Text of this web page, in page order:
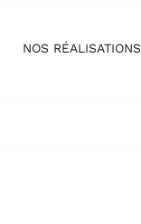
NOS RÉALISATIONS